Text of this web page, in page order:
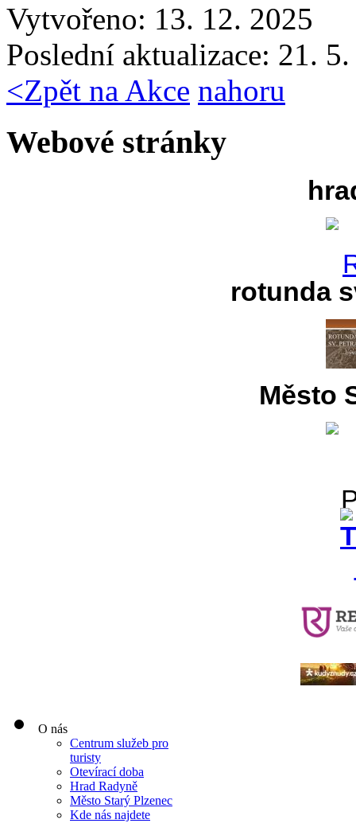
Vytvořeno: 13. 12. 2025
Poslední aktualizace: 21.
<Zpět na Akce nahoru
Webové stránky
rotunda
Město
O nás
Centrum služeb pro
turisty
Otevírací doba
Hrad Radyně
Město Starý Plzenec
Kde nás najdete